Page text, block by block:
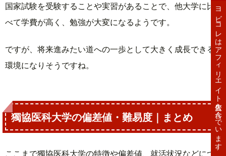
国家試験を受験することや実習があることで、他大学に比
べて学費が高く、勉強が大変になるようです。
ですが、将来進みたい道への一歩として大きく成長できる
環境になりそうですね。
獨協医科大学の偏差値・難易度｜まとめ
ここまで獨協医科大学の特徴や偏差値、就活状況などにつ ヨビコレはアフィリエイト広告を含んでいます。